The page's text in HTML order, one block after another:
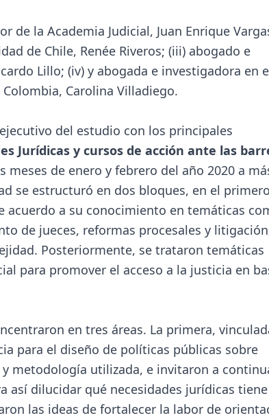
de la Academia Judicial, Juan Enrique
de Chile, Renée Riveros; (iii) abogado e
Lillo; (iv) y abogada e investigadora en
Carolina Villadiego.
del estudio con los principales
Jurídicas y cursos de acción ante las
meses de enero y febrero del año 2020 a
se estructuró en dos bloques, en el
a su conocimiento en temáticas
de jueces, reformas procesales y
Posteriormente, se trataron temáticas
para promover el acceso a la justicia en
en tres áreas. La primera,
para el diseño de políticas públicas sobre
metodología utilizada, e invitaron a
así dilucidar qué necesidades jurídicas
las ideas de fortalecer la labor de